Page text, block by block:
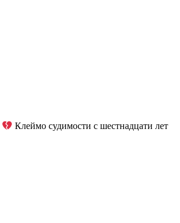
Клеймо судимости с шестнадцати лет